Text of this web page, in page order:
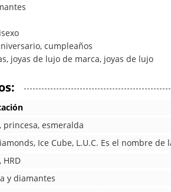
cumpleaños
joyas de lujo de marca, joyas de lujo
princesa, esmeralda
Ice Cube, L.U.C. Es el nombre de
HRD
y diamantes